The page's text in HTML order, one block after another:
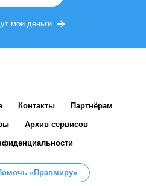
мои деньги
Контакты Партнёрам
Архив сервисов
«Правмиру»